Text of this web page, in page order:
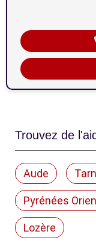
Trouvez de
Aude
Pyrénées
Lozère